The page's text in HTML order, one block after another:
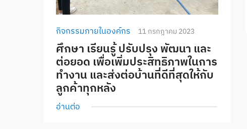
กิจกรรมภายในองค์กร 11 กรกฎาคม 2023
ศึกษา เรียนรู้ ปรับปรุง พัฒนา และ
ต่อยอด เพื่อเพิ่มประสิทธิภาพในการ
ทำงาน และส่งต่อบ้านที่ดีที่สุดให้กับ
ลูกค้าทุกหลัง
อ่านต่อ